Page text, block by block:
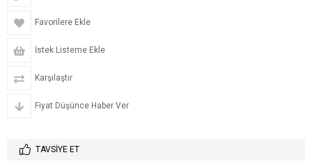
Favorilere Ekle
İstek Listeme Ekle
Karşılaştır
Fiyat Düşünce Haber Ver
TAVSIYE ET